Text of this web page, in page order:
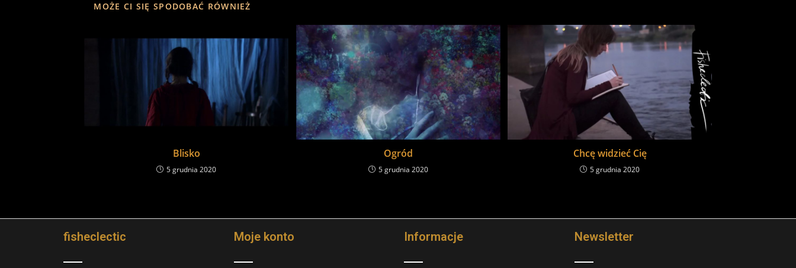
MOŻE CI SIĘ SPODOBAĆ RÓWNIEŻ
Blisko
5 grudnia 2020
Ogród
5 grudnia 2020
Chcę widzieć Cię
5 grudnia 2020
fisheclectic Moje konto Informacje Newsletter